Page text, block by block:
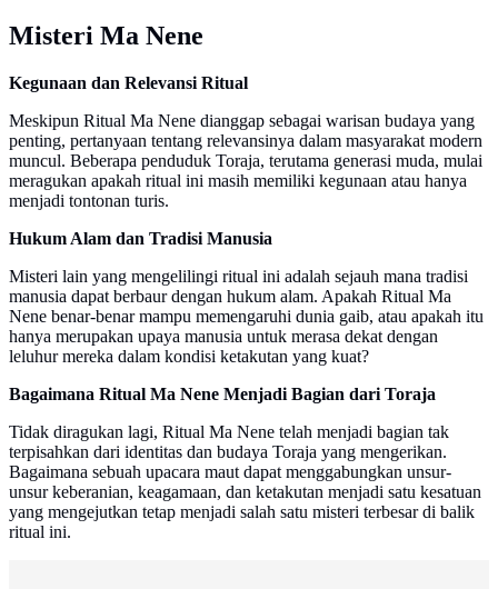
Misteri Ma Nene
Kegunaan dan Relevansi Ritual
Meskipun Ritual Ma Nene dianggap sebagai warisan budaya yang
penting, pertanyaan tentang relevansinya dalam masyarakat modern
muncul. Beberapa penduduk Toraja, terutama generasi muda, mulai
meragukan apakah ritual ini masih memiliki kegunaan atau hanya
menjadi tontonan turis.
Hukum Alam dan Tradisi Manusia
Misteri lain yang mengelilingi ritual ini adalah sejauh mana tradisi
manusia dapat berbaur dengan hukum alam. Apakah Ritual Ma
Nene benar-benar mampu memengaruhi dunia gaib, atau apakah itu
hanya merupakan upaya manusia untuk merasa dekat dengan
leluhur mereka dalam kondisi ketakutan yang kuat?
Bagaimana Ritual Ma Nene Menjadi Bagian dari Toraja
Tidak diragukan lagi, Ritual Ma Nene telah menjadi bagian tak
terpisahkan dari identitas dan budaya Toraja yang mengerikan.
Bagaimana sebuah upacara maut dapat menggabungkan unsur-
unsur keberanian, keagamaan, dan ketakutan menjadi satu kesatuan
yang mengejutkan tetap menjadi salah satu misteri terbesar di balik
ritual ini.